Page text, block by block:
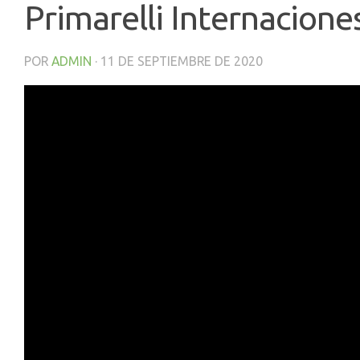
Primarelli
POR ADMIN · 11 DE SEPTIEMBRE DE 2020